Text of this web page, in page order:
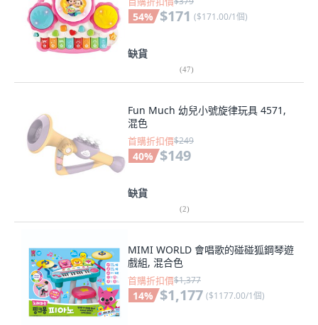
54% $171 ($171.00/1個)
缺貨
(47)
Fun Much 幼兒小號旋律玩具 4571,
混色
首購折扣價$249
40% $149
缺貨
(2)
MIMI WORLD 會唱歌的碰碰狐鋼琴遊
戲組, 混合色
首購折扣價$1,377
14% $1,177 ($1177.00/1個)